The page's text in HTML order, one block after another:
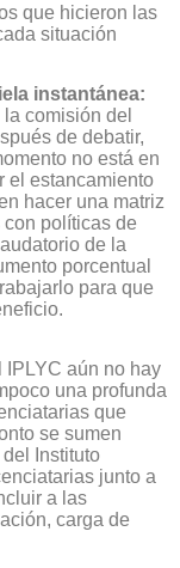
que hicieron las
situación
instantánea:
comisión del
de debatir,
no está en
el estancamiento
hacer una matriz
políticas de
de la
porcentual
para que
IPLYC aún no hay
una profunda
que
se sumen
Instituto
junto a
a las
carga de